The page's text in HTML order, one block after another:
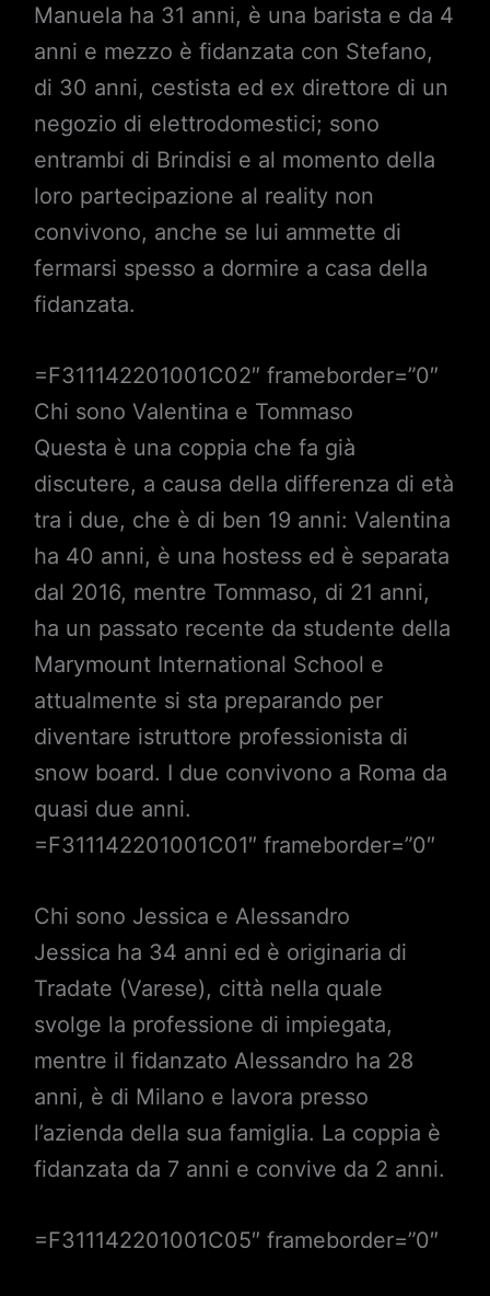
Manuela ha 31 anni, è una barista e da 4
anni e mezzo è fidanzata con Stefano,
di 30 anni, cestista ed ex direttore di un
negozio di elettrodomestici; sono
entrambi di Brindisi e al momento della
loro partecipazione al reality non
convivono, anche se lui ammette di
fermarsi spesso a dormire a casa della
fidanzata.
=F311142201001C02″ frameborder=”0″
Chi sono Valentina e Tommaso
Questa è una coppia che fa già
discutere, a causa della differenza di età
tra i due, che è di ben 19 anni: Valentina
ha 40 anni, è una hostess ed è separata
dal 2016, mentre Tommaso, di 21 anni,
ha un passato recente da studente della
Marymount International School e
attualmente si sta preparando per
diventare istruttore professionista di
snow board. I due convivono a Roma da
quasi due anni.
=F311142201001C01″ frameborder=”0″
Chi sono Jessica e Alessandro
Jessica ha 34 anni ed è originaria di
Tradate (Varese), città nella quale
svolge la professione di impiegata,
mentre il fidanzato Alessandro ha 28
anni, è di Milano e lavora presso
l’azienda della sua famiglia. La coppia è
fidanzata da 7 anni e convive da 2 anni.
=F311142201001C05″ frameborder=”0″